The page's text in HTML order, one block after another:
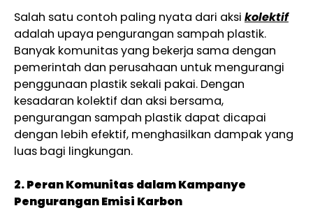
Salah satu contoh paling nyata dari aksi kolektif
adalah upaya pengurangan sampah plastik.
Banyak komunitas yang bekerja sama dengan
pemerintah dan perusahaan untuk mengurangi
penggunaan plastik sekali pakai. Dengan
kesadaran kolektif dan aksi bersama,
pengurangan sampah plastik dapat dicapai
dengan lebih efektif, menghasilkan dampak yang
luas bagi lingkungan.
2. Peran Komunitas dalam Kampanye
Pengurangan Emisi Karbon